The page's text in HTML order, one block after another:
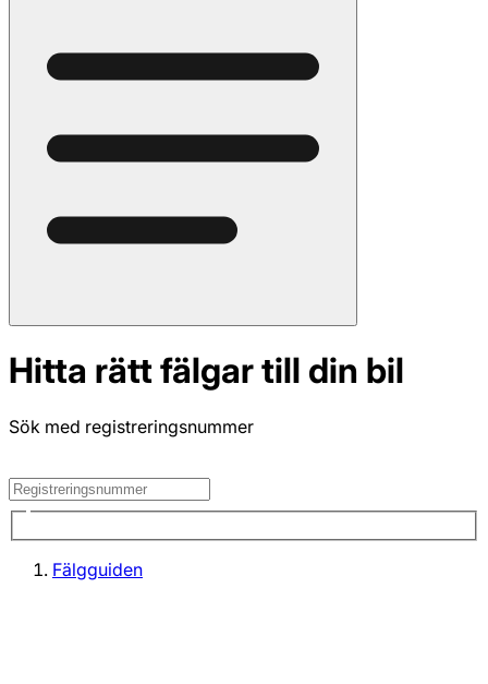
Hitta rätt fälgar till din bil
Sök med registreringsnummer
Fälgguiden